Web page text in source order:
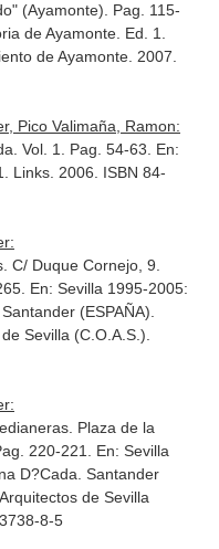
(Ayamonte). Pag. 115-
de Ayamonte. Ed. 1.
de Ayamonte. 2007.
Pico Valimaña, Ramon:
Vol. 1. Pag. 54-63. En:
Links. 2006. ISBN 84-
C/ Duque Cornejo, 9.
En: Sevilla 1995-2005:
. Santander (ESPAÑA).
Sevilla (C.O.A.S.).
Plaza de la
220-221. En: Sevilla
D?Cada . Santander
de Sevilla
8-5